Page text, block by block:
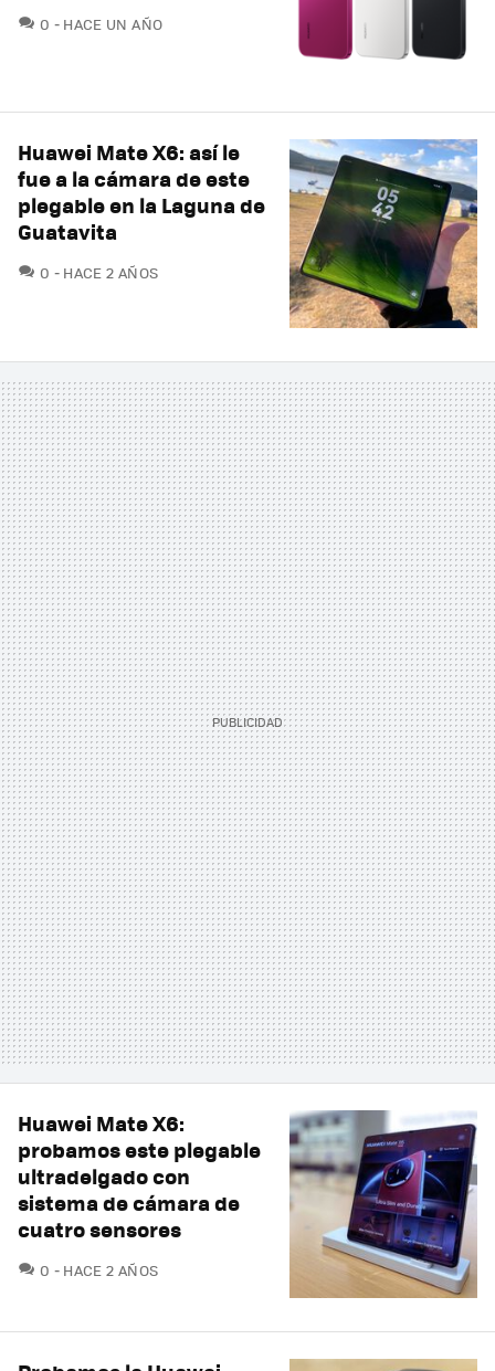
0 COMENTARIOS
HACE UN AÑO
Huawei Mate X6: así le
fue a la cámara de este
plegable en la Laguna de
Guatavita
0 COMENTARIOS
HACE 2 AÑOS
Huawei Mate X6:
probamos este plegable
ultradelgado con
sistema de cámara de
cuatro sensores
0 COMENTARIOS
HACE 2 AÑOS